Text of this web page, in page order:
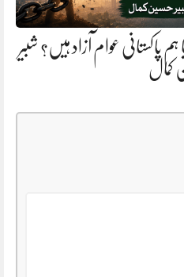
عوام آزاد ہیں؟ شبیر
کمال